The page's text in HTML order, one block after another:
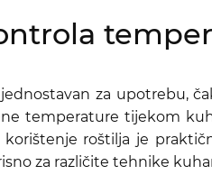
za upotrebu,
temperature tijekom
roštilja je
za različite tehnike